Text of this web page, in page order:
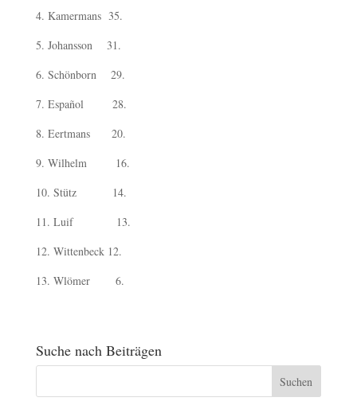
4. Kamermans 35.
5. Johansson 31.
6. Schönborn 29.
7. Español 28.
8. Eertmans 20.
9. Wilhelm 16.
10. Stütz 14.
11. Luif 13.
12. Wittenbeck 12.
13. Wlömer 6.
Suche nach Beiträgen